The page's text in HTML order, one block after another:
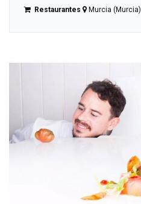
Restaurantes Murcia (Murcia)